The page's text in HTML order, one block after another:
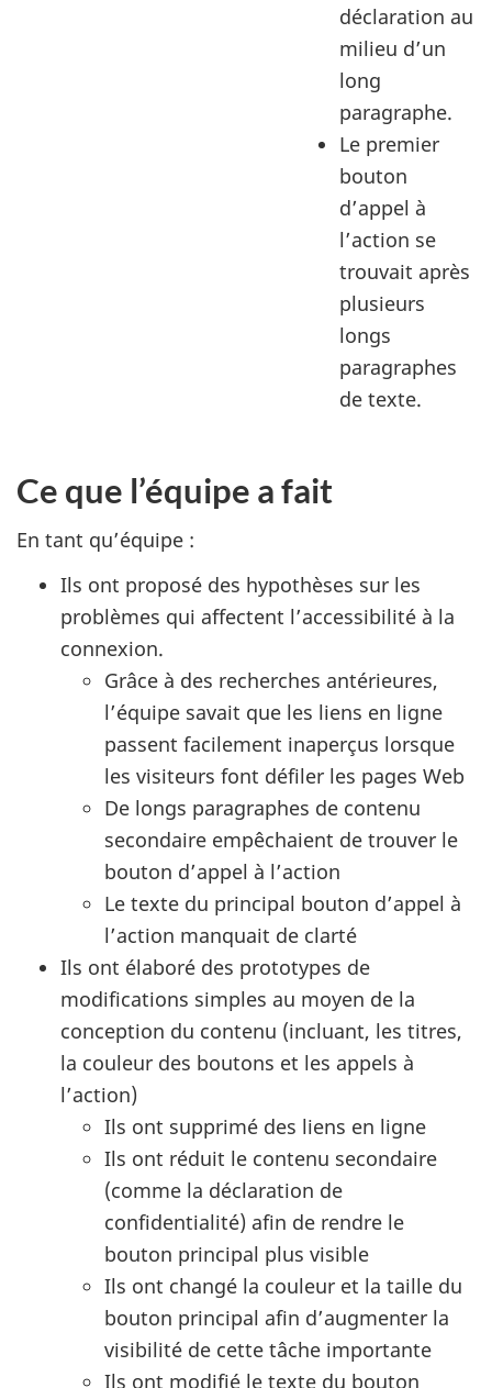
déclaration au
milieu d’un
long
paragraphe.
Le premier
bouton
d’appel à
l’action se
trouvait après
plusieurs
longs
paragraphes
de texte.
Ce que l’équipe a fait
En tant qu’équipe :
Ils ont proposé des hypothèses sur les
problèmes qui affectent l’accessibilité à la
connexion.
Grâce à des recherches antérieures,
l’équipe savait que les liens en ligne
passent facilement inaperçus lorsque
les visiteurs font défiler les pages Web
De longs paragraphes de contenu
secondaire empêchaient de trouver le
bouton d’appel à l’action
Le texte du principal bouton d’appel à
l’action manquait de clarté
Ils ont élaboré des prototypes de
modifications simples au moyen de la
conception du contenu (incluant, les titres,
la couleur des boutons et les appels à
l’action)
Ils ont supprimé des liens en ligne
Ils ont réduit le contenu secondaire
(comme la déclaration de
confidentialité) afin de rendre le
bouton principal plus visible
Ils ont changé la couleur et la taille du
bouton principal afin d’augmenter la
visibilité de cette tâche importante
Ils ont modifié le texte du bouton